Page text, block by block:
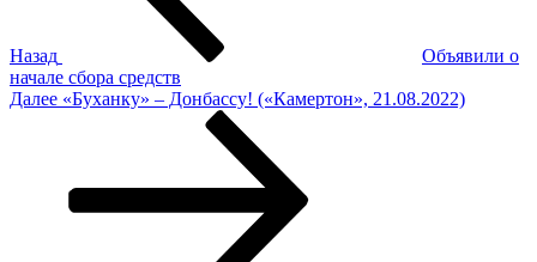
Назад
Объявили о
начале сбора средств
Следующая
Далее «Буханку» – Донбассу! («Камертон», 21.08.2022)